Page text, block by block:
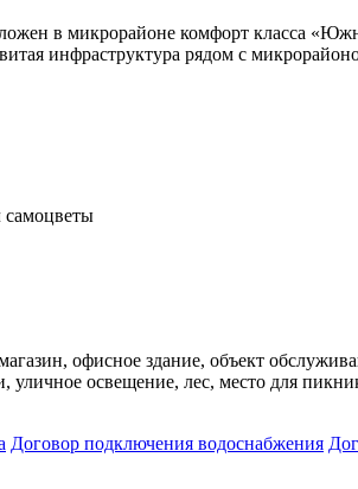
в микрорайоне комфорт класса
инфраструктура рядом с
офисное здание, объект
освещение, лес, место для
Договор подключения водоснабжения